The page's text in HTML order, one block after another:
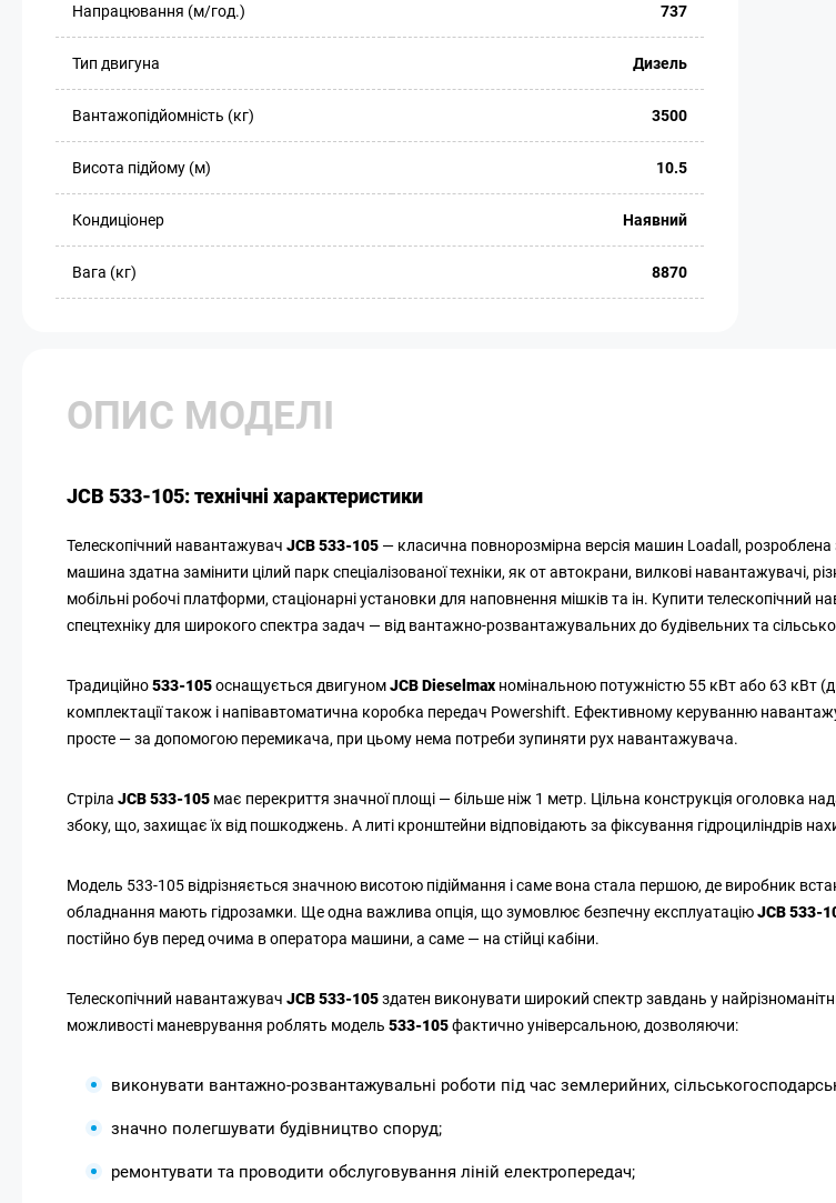
Напрацювання (м/год.) 737
Тип двигуна Дизель
Вантажопідйомність (кг) 3500
Висота підйому (м) 10.5
Кондиціонер Наявний
Вага (кг) 8870
ОПИС МОДЕЛІ
JCB 533-105: технічні характеристики
Телескопічний навантажувач JCB 533-105 — класична повнорозмірна версія машин Loadall,
машина здатна замінити цілий парк спеціалізованої техніки, як от автокрани, вилкові навантажувачі,
мобільні робочі платформи, стаціонарні установки для наповнення мішків та ін. Купити телескопічний
спецтехніку для широкого спектра задач — від вантажно-розвантажувальних до будівельних та
Традиційно533-105оснащується двигуномJCB Dieselmax номінальною потужністю 55 кВт або 63 кВт
комплектації також і напівавтоматична коробка передач Powershift. Ефективному керуванню
просте — за допомогою перемикача, при цьому нема потреби зупиняти рух навантажувача.
Стріла JCB 533-105 має перекриття значної площі — більше ніж 1 метр. Цільна конструкція оголовка
збоку, що, захищає їх від пошкоджень. А литі кронштейни відповідають за фіксування гідроциліндрів
Модель 533-105 відрізняється значною висотою підіймання і саме вона стала першою, де виробник
обладнання мають гідрозамки. Ще одна важлива опція, що зумовлює безпечну експлуатаціюJCB 533-
постійно був перед очима в оператора машини, а саме — на стійці кабіни.
Телескопічний навантажувач JCB 533-105здатен виконувати широкий спектр завдань у
можливості маневрування роблять модель 533-105фактично універсальною, дозволяючи:
виконувати вантажно-розвантажувальні роботи під час землерийних,
значно полегшувати будівництво споруд;
ремонтувати та проводити обслуговування ліній електропередач;